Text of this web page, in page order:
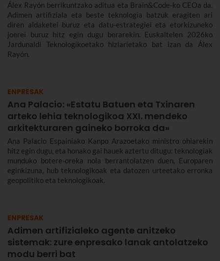
Álex Rayón berrikuntzako aditua eta Brain&Code-ko CEOa da.
Adimen artifiziala eta beste teknologia batzuk eragiten ari
diren aldaketei buruz eta datu-estrategiei eta etorkizuneko
joerei buruz hitz egin dugu berarekin. Euskaltelen 2026ko
Jardunaldi Teknologikoetako hizlarietako bat izan da Álex
Rayón.
ENPRESAK
Ana Palacio: «Estatu Batuen eta Txinaren
arteko lehia teknologikoa XXI. mendeko
arkitekturaren gaineko borroka da»
Ana Palacio Espainiako Kanpo Arazoetako ministro ohiarekin
hitz egin dugu, eta honako gai hauek aztertu ditugu: teknologiak
munduko botere-oreka nola berrantolatzen duen, Europaren
eginkizuna, hub teknologikoak eta datozen urteetako erronka
geopolitiko eta teknologikoak.
ENPRESAK
Adimen artifizialeko agente anitzeko
sistemak: zure enpresako lanak antolatzeko
modu berri bat